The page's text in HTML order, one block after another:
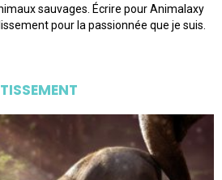
sauvages. Écrire pour Animalaxy
pour la passionnée que je suis.